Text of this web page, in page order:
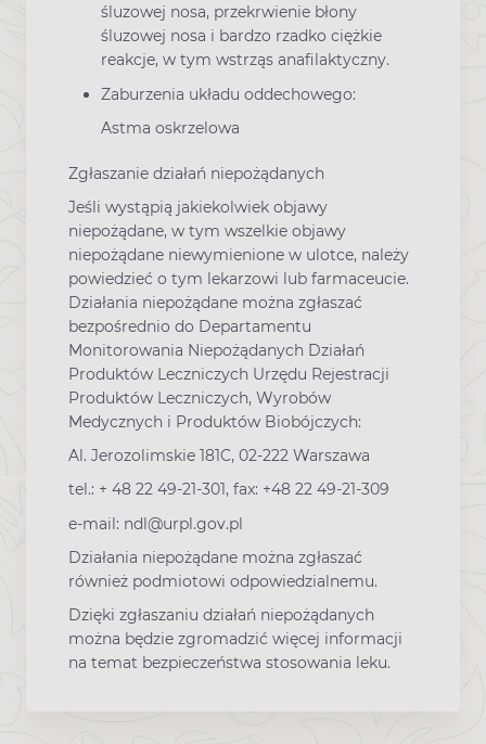
śluzowej nosa, przekrwienie błony
śluzowej nosa i bardzo rzadko ciężkie
reakcje, w tym wstrząs anafilaktyczny.
Zaburzenia układu oddechowego:
Astma oskrzelowa
Zgłaszanie działań niepożądanych
Jeśli wystąpią jakiekolwiek objawy
niepożądane, w tym wszelkie objawy
niepożądane niewymienione w ulotce, należy
powiedzieć o tym lekarzowi lub farmaceucie.
Działania niepożądane można zgłaszać
bezpośrednio do Departamentu
Monitorowania Niepożądanych Działań
Produktów Leczniczych Urzędu Rejestracji
Produktów Leczniczych, Wyrobów
Medycznych i Produktów Biobójczych:
Al. Jerozolimskie 181C, 02-222 Warszawa
tel.: + 48 22 49-21-301, fax: +48 22 49-21-309
e-mail: ndl@urpl.gov.pl
Działania niepożądane można zgłaszać
również podmiotowi odpowiedzialnemu.
Dzięki zgłaszaniu działań niepożądanych
można będzie zgromadzić więcej informacji
na temat bezpieczeństwa stosowania leku.